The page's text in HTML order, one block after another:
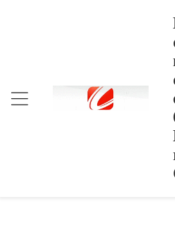
Luce 10W Della
Luce 10W della
efficienza 60cm SMD